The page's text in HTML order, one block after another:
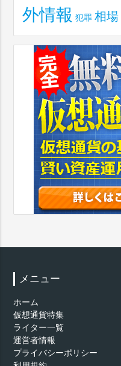
外情報 犯罪 相場
メニュー
ホーム
仮想通貨特集
ライター一覧
運営者情報
プライバシーポリシー